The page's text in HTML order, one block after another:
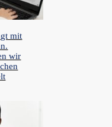
mit
wir